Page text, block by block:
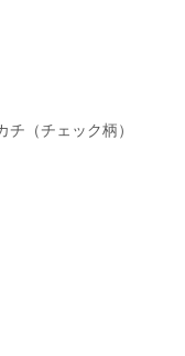
チ（チェック柄）